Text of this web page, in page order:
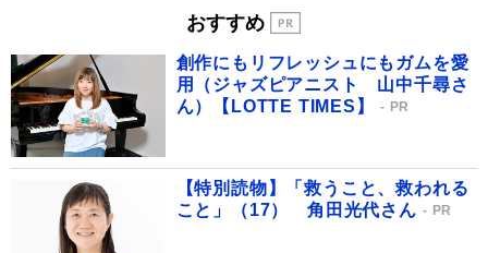
おすすめ
創作にもリフレッシュにもガムを愛
用（ジャズピアニスト 山中千尋さ
ん）【LOTTE TIMES】
PR
【特別読物】「救うこと、救われる
こと」（17） 角田光代さん
PR